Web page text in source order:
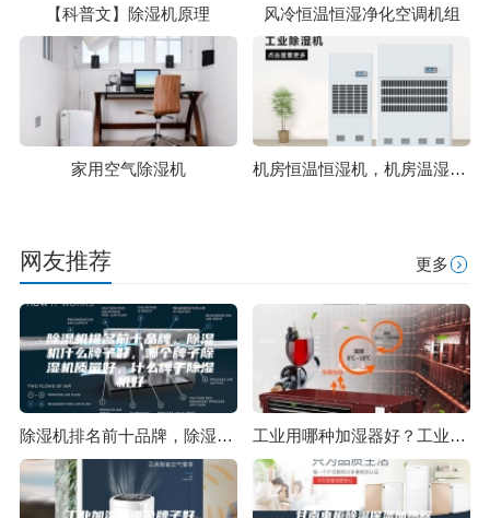
【科普文】除湿机原理 风冷恒温恒湿净化空调机组
家用空气除湿机 机房恒温恒湿机，机房温湿度控制系统
网友推荐 更多
除湿机排名前十品牌，除湿机什么牌子好，哪个牌子除湿机质量好，什么牌子除湿机好 工业用哪种加湿器好？工业用湿膜加湿器